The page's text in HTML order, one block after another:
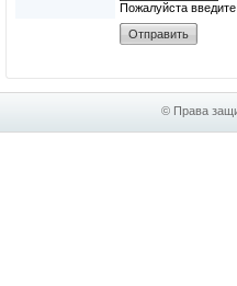
Пожалуйста
© Права